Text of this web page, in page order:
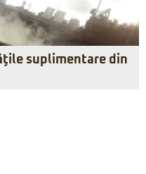
suplimentare din